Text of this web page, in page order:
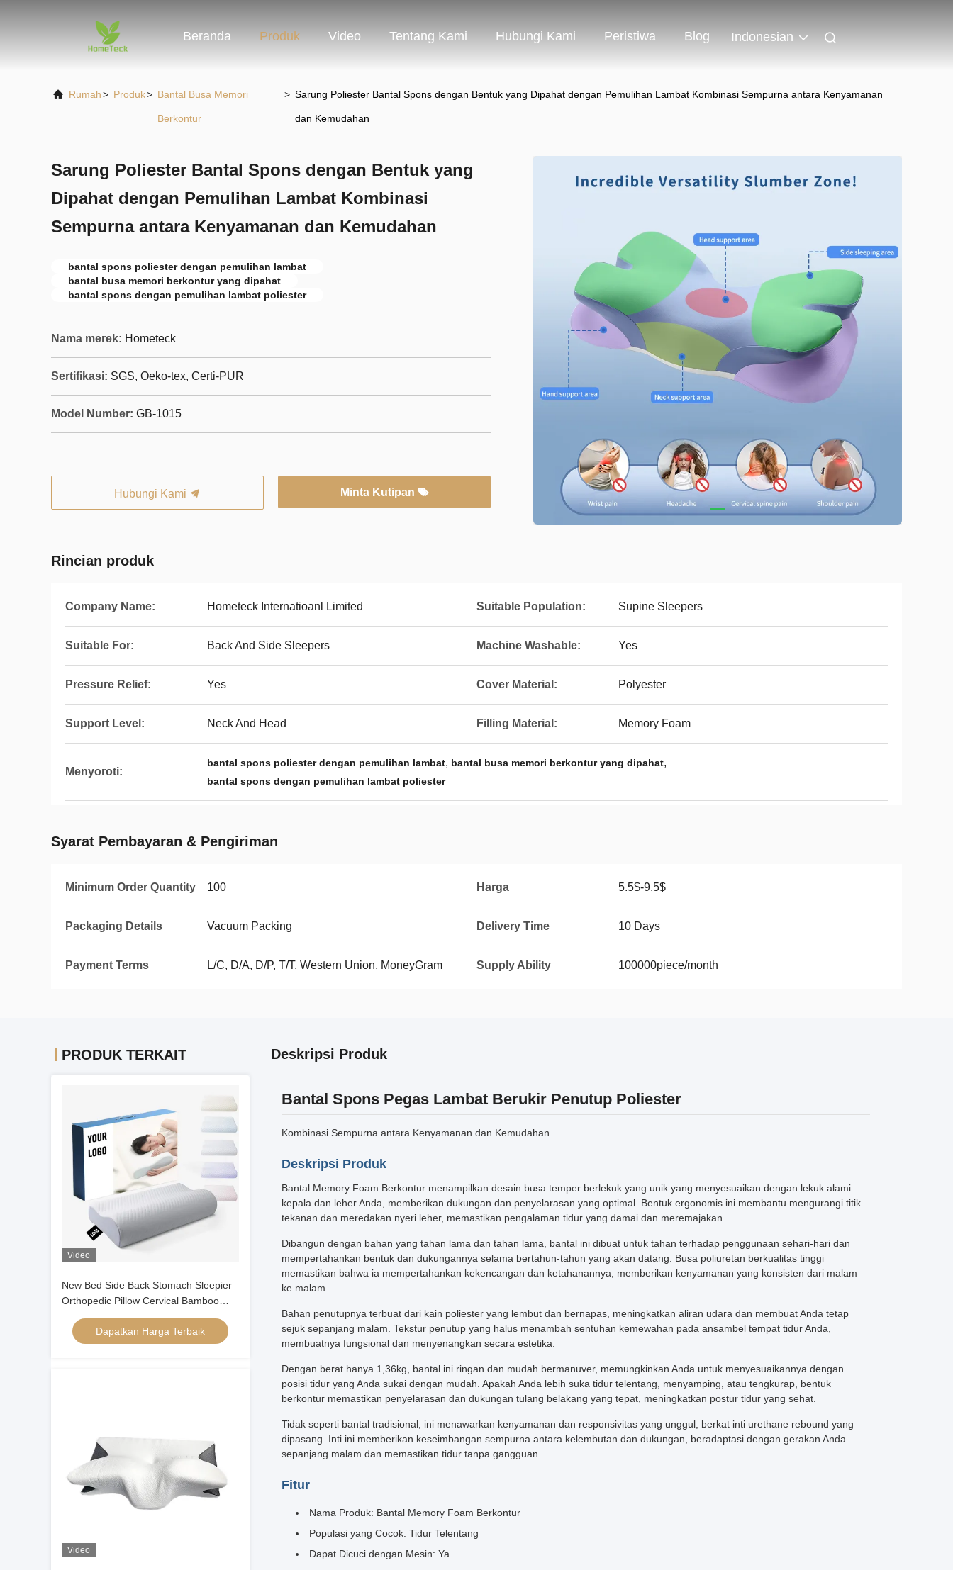
Beranda Produk Video Tentang Kami Hubungi Kami Peristiwa Blog Indonesian
Rumah> Produk> Bantal Busa Memori
Berkontur
> Sarung Poliester Bantal Spons dengan Bentuk yang Dipahat dengan Pemulihan Lambat Kombinasi Sempurna antara Kenyamanan
dan Kemudahan
Sarung Poliester Bantal Spons dengan Bentuk yang
Dipahat dengan Pemulihan Lambat Kombinasi
Sempurna antara Kenyamanan dan Kemudahan
bantal spons poliester dengan pemulihan lambat
bantal busa memori berkontur yang dipahat
bantal spons dengan pemulihan lambat poliester
Nama merek: Hometeck
Sertifikasi: SGS, Oeko-tex, Certi-PUR
Model Number: GB-1015
Hubungi Kami Minta Kutipan
Rincian produk
Company Name: Hometeck Internatioanl Limited Suitable Population: Supine Sleepers
Suitable For: Back And Side Sleepers Machine Washable: Yes
Pressure Relief: Yes Cover Material: Polyester
Support Level: Neck And Head Filling Material: Memory Foam
Menyoroti:
bantal spons poliester dengan pemulihan lambat, bantal busa memori berkontur yang dipahat,
bantal spons dengan pemulihan lambat poliester
Syarat Pembayaran & Pengiriman
Minimum Order Quantity 100 Harga 5.5$-9.5$
Packaging Details Vacuum Packing Delivery Time 10 Days
Payment Terms L/C, D/A, D/P, T/T, Western Union, MoneyGram Supply Ability 100000piece/month
PRODUK TERKAIT
Video
New Bed Side Back Stomach Sleepier
Orthopedic Pillow Cervical Bamboo
Contour Ergonomic Memory Foam
Pillow Kepala Orthopedic
Dapatkan Harga Terbaik
Video
Deskripsi Produk
Bantal Spons Pegas Lambat Berukir Penutup Poliester
Kombinasi Sempurna antara Kenyamanan dan Kemudahan
Deskripsi Produk
Bantal Memory Foam Berkontur menampilkan desain busa temper berlekuk yang unik yang menyesuaikan dengan lekuk alami
kepala dan leher Anda, memberikan dukungan dan penyelarasan yang optimal. Bentuk ergonomis ini membantu mengurangi titik
tekanan dan meredakan nyeri leher, memastikan pengalaman tidur yang damai dan meremajakan.
Dibangun dengan bahan yang tahan lama dan tahan lama, bantal ini dibuat untuk tahan terhadap penggunaan sehari-hari dan
mempertahankan bentuk dan dukungannya selama bertahun-tahun yang akan datang. Busa poliuretan berkualitas tinggi
memastikan bahwa ia mempertahankan kekencangan dan ketahanannya, memberikan kenyamanan yang konsisten dari malam
ke malam.
Bahan penutupnya terbuat dari kain poliester yang lembut dan bernapas, meningkatkan aliran udara dan membuat Anda tetap
sejuk sepanjang malam. Tekstur penutup yang halus menambah sentuhan kemewahan pada ansambel tempat tidur Anda,
membuatnya fungsional dan menyenangkan secara estetika.
Dengan berat hanya 1,36kg, bantal ini ringan dan mudah bermanuver, memungkinkan Anda untuk menyesuaikannya dengan
posisi tidur yang Anda sukai dengan mudah. Apakah Anda lebih suka tidur telentang, menyamping, atau tengkurap, bentuk
berkontur memastikan penyelarasan dan dukungan tulang belakang yang tepat, meningkatkan postur tidur yang sehat.
Tidak seperti bantal tradisional, ini menawarkan kenyamanan dan responsivitas yang unggul, berkat inti urethane rebound yang
dipasang. Inti ini memberikan keseimbangan sempurna antara kelembutan dan dukungan, beradaptasi dengan gerakan Anda
sepanjang malam dan memastikan tidur tanpa gangguan.
Fitur
Nama Produk: Bantal Memory Foam Berkontur
Populasi yang Cocok: Tidur Telentang
Dapat Dicuci dengan Mesin: Ya